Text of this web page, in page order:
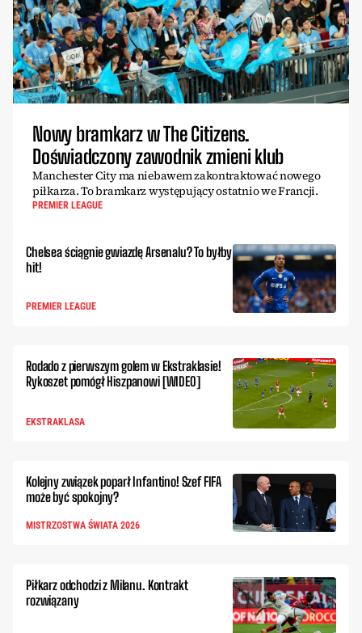
Nowy bramkarz w The Citizens.
Doświadczony zawodnik zmieni klub
Manchester City ma niebawem zakontraktować nowego
piłkarza. To bramkarz występujący ostatnio we Francji.
PREMIER LEAGUE
Chelsea ściągnie gwiazdę Arsenalu? To byłby
hit!
PREMIER LEAGUE
Rodado z pierwszym golem w Ekstraklasie!
Rykoszet pomógł Hiszpanowi [WIDEO]
EKSTRAKLASA
Kolejny związek poparł Infantino! Szef FIFA
może być spokojny?
MISTRZOSTWA ŚWIATA 2026
Piłkarz odchodzi z Milanu. Kontrakt
rozwiązany